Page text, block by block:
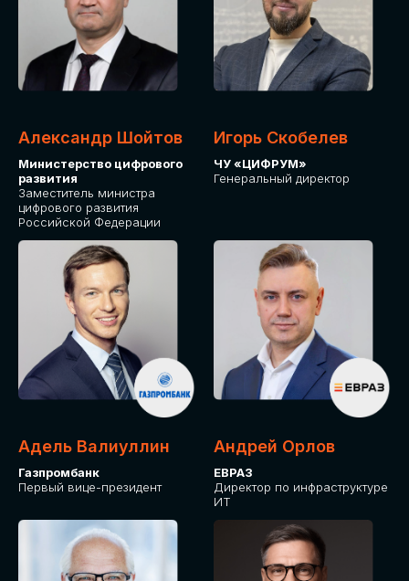
Александр Шойтов
Министерство цифрового
развития
Заместитель министра
цифрового развития
Российской Федерации
Игорь Скобелев
ЧУ «ЦИФРУМ»
Генеральный директор
Адель Валиуллин
Газпромбанк
Первый вице-президент
Андрей Орлов
ЕВРАЗ
Директор по инфраструктуре
ИТ